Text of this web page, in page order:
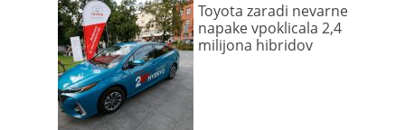
Toyota zaradi nevarne
napake vpoklicala 2,4
milijona hibridov